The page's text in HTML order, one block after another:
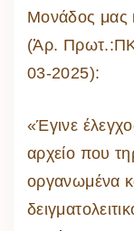
Μονάδος μας
(Ἀρ.
03-2025):
«Έγινε
αρχείο που
οργανωμένα